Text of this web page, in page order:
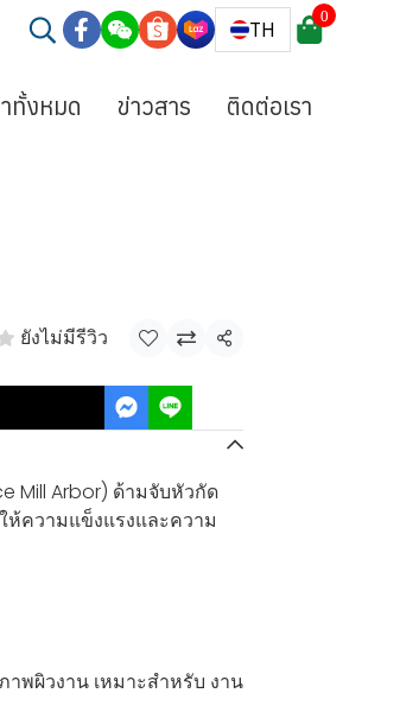
TH
0
ทั้งหมด ข่าวสาร ติดต่อเรา
ยังไม่มีรีวิว แชร์
Mill Arbor) ด้ามจับหัวกัด
ห้ความแข็งแรงและความ
พผิวงาน เหมาะสำหรับ งาน